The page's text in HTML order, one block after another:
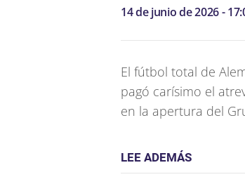
14 de junio de 2026 -
El fútbol total de
pagó carísimo el
en la apertura del
LEE ADEMÁS